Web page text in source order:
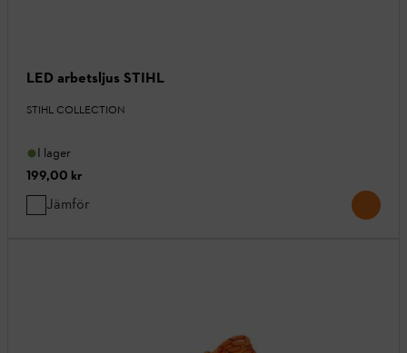
LED arbetsljus STIHL
STIHL COLLECTION
I lager
199,00 kr
Jämför